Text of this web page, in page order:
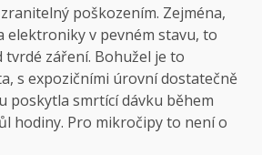
poškozením. Zejména,
elektroniky v pevném stavu, to
záření. Bohužel je to
s expozičními úrovní dostatečně
poskytla smrtící dávku během
hodiny. Pro mikročipy to není o